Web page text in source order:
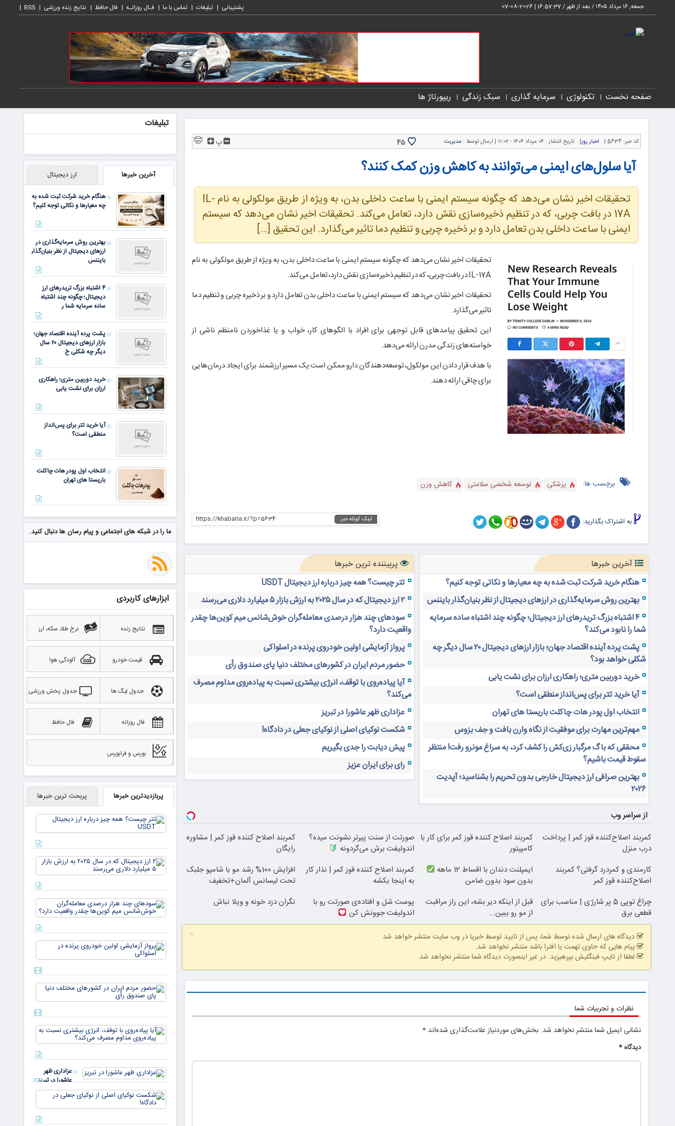
جمعه, ۱۶ مرداد ۱۴۰۵ / بعد از ظهر / 16:57:37
|
2026-08-07 پشتیبانی تبلیغات تماس با ما فـال روزانـه فال حافظ نتایج زنده ورزشی RSS
صفحه نخست تکنولوژی سرمایه گذاری سبک زندگی ریپورتاژ ها
کد خبر: 5634 | اخبار روز| تاریخ انتشار : ۰۴ مرداد ۱۴۰۴ - ۱۱:۰۷ | ارسال توسط : مدیریت 45 پ
آیا سلول‌های ایمنی می‌توانند به کاهش وزن کمک کنند؟
تحقیقات اخیر نشان می‌دهد که چگونه سیستم ایمنی با ساعت داخلی بدن، به ویژه از طریق مولکولی به نام IL-
17A در بافت چربی، که در تنظیم ذخیره‌سازی نقش دارد، تعامل می‌کند. تحقیقات اخیر نشان می‌دهد که سیستم
ایمنی با ساعت داخلی بدن تعامل دارد و بر ذخیره چربی و تنظیم دما تاثیر می‌گذارد. این تحقیق […]
تحقیقات اخیر نشان می‌دهد که چگونه سیستم ایمنی با ساعت داخلی بدن، به ویژه از طریق مولکولی به نام
IL-17A در بافت چربی، که در تنظیم ذخیره‌سازی نقش دارد، تعامل می‌کند.
تحقیقات اخیر نشان می‌دهد که سیستم ایمنی با ساعت داخلی بدن تعامل دارد و بر ذخیره چربی و تنظیم دما
تاثیر می‌گذارد.
این تحقیق پیامدهای قابل توجهی برای افراد با الگوهای کار، خواب و یا غذاخوردن نامنظم ناشی از
خواسته‌های زندگی مدرن ارائه می‌دهد.
با هدف قرار دادن این مولکول، توسعه‌دهندگان دارو ممکن است یک مسیر ارزشمند برای ایجاد درمان‌هایی
برای چاقی ارائه دهند.
برچسب ها: پزشکی توسعه شخصی سلامتی کاهش وزن
به اشتراک بگذارید: لینک کوتاه خبر: https://khabaria.ir/?p=5634
آخرین خبرها
هنگام خرید شرکت ثبت شده به چه معیارها و نکاتی توجه کنیم؟
بهترین روش سرمایه‌گذاری در ارزهای دیجیتال از نظر بنیان‌گذار بایننس
۴ اشتباه بزرگ تریدرهای ارز دیجیتال؛ چگونه چند اشتباه ساده سرمایه
شما را نابود می‌کند؟
پشت پرده آینده اقتصاد جهان؛ بازار ارزهای دیجیتال ۲۰ سال دیگر چه
شکلی خواهد بود؟
خرید دوربین متری؛ راهکاری ارزان برای نشت یابی
آیا خرید تتر برای پس‌انداز منطقی است؟
انتخاب اول پودر هات چاکلت باریستا های تهران
مهم‌ترین مهارت برای موفقیت از نگاه وارن بافت و جف بزوس
محققی که باگ مرگبار زی‌کش را کشف کرد، به سراغ مونرو رفت! منتظر
سقوط قیمت باشیم؟
بهترین صرافی ارز دیجیتال خارجی بدون تحریم را بشناسید؛ آپدیت
۲۰۲۶
پربیننده ترین خبرها
تتر چیست؟ همه چیز درباره ارز دیجیتال USDT
۲ ارز دیجیتال که در سال ۲۰۲۵ به ارزش بازار ۵ میلیارد دلاری می‌رسند
سودهای چند هزار درصدی معامله‌گران خوش‌شانس میم کوین‌ها چقدر
واقعیت دارد؟
پرواز آزمایشی اولین خودروی پرنده در اسلواکی
حضور مردم ایران در کشورهای مختلف دنیا پای صندوق رأی
آیا پیاده‌روی با توقف، انرژی بیشتری نسبت به پیاده‌روی مداوم مصرف
می‌کند؟
عزاداری ظهر عاشورا در تبریز
شکست نوکیای اصلی از نوکیای جعلی در دادگاه!
پیش دیابت را جدی بگیریم
رای برای ایران عزیز
از سراسر وب
کمربند اصلاح‌کننده قوز کمر | پرداخت
درب منزل
کمربند اصلاح کننده قوز کمر برای کار با
کامپیتور
صورتت از سنت پیرتر نشونت میده؟
اندولیفت برش می‌گردونه
کمربند اصلاح کننده قوز کمر | مشاوره
رایگان
کارمندی و کمردرد گرفتی؟ کمربند
اصلاح‌کننده قوز کمر
ایمپلنت دندان با اقساط 12 ماهه
بدون سود بدون ضامن
کمربند اصلاح کننده قوز کمر | نذار کار
به اینجا بکشه
افزایش 100% رشد مو با شامپو جلبک
تحت لیسانس آلمان+تخفیف
چراغ توپی 5 پر شارژی | مناسب برای
قطعی برق
قبل از اینکه دیر بشه، این راز مراقبت
از مو رو ببین...
پوست شل و افتاده‌ی صورتت رو با
اندولیفت جوونش کن
نگران دزد خونه و ویلا نباش
×
دیدگاه های ارسال شده توسط شما، پس از تایید توسط خبریا در وب سایت منتشر خواهد شد
پیام هایی که حاوی تهمت یا افترا باشد منتشر نخواهد شد.
لطفا از تایپ فینگلیش بپرهیزید. در غیر اینصورت دیدگاه شما منتشر نخواهد شد.
نظرات و تجربیات شما
نشانی ایمیل شما منتشر نخواهد شد. بخش‌های موردنیاز علامت‌گذاری شده‌اند *
دیدگاه*
تبلیغات
آخرین خبرها ارز دیجیتال
هنگام خرید شرکت ثبت شده به
چه معیارها و نکاتی توجه کنیم؟
بهترین روش سرمایه‌گذاری در
ارزهای دیجیتال از نظر بنیان‌گذار
بایننس
۴ اشتباه بزرگ تریدرهای ارز
دیجیتال؛ چگونه چند اشتباه
ساده سرمایه شما ر
پشت پرده آینده اقتصاد جهان؛
بازار ارزهای دیجیتال ۲۰ سال
دیگر چه شکلی خ
خرید دوربین متری؛ راهکاری
ارزان برای نشت یابی
آیا خرید تتر برای پس‌انداز
منطقی است؟
انتخاب اول پودر هات چاکلت
باریستا های تهران
مهم‌ترین مهارت برای موفقیت از
نگاه وارن بافت و جف بزوس
منتظر سقوط قی
بهترین صرافی ارز دیجیتال
خارجی بدون تحریم را بشناسید؛
آپدیت ۲۰۲۶
ما را در شبکه های اجتماعی و پیام رسان ها دنبال کنید.
ابزارهای کاربردی
نتایج زنده نرخ طلا، سکه، ارز
قیمت خودرو آلودگی هوا
جدول لیگ ها جدول پخش ورزشی
فال روزانه فال حافظ
بورس و فرابورس
پربازدیدترین خبرها پربحث ترین خبرها
عزاداری ظهر
عاشورا در تبریز